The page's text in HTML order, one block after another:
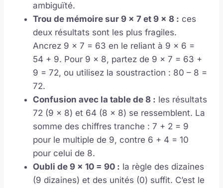
ambiguïté.
Trou de mémoire sur 9 x 7 et 9 x 8 : ces
deux résultats sont les plus fragiles.
Ancrez 9 x 7 = 63 en le reliant à 9 x 6 =
54 + 9. Pour 9 x 8, partez de 9 x 7 = 63 +
9 = 72, ou utilisez la soustraction : 80 – 8 =
72.
Confusion avec la table de 8 : les résultats
72 (9 x 8) et 64 (8 x 8) se ressemblent. La
somme des chiffres tranche : 7 + 2 = 9
pour le multiple de 9, contre 6 + 4 = 10
pour celui de 8.
Oubli de 9 x 10 = 90 : la règle des dizaines
(9 dizaines) et des unités (0) suffit. C’est le